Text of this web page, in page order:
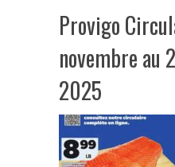
Provigo
novembre au
2025